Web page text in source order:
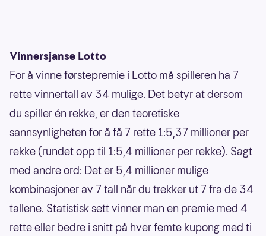
Vinnersjanse Lotto
For å vinne førstepremie i Lotto må spilleren ha 7
rette vinnertall av 34 mulige. Det betyr at dersom
du spiller én rekke, er den teoretiske
sannsynligheten for å få 7 rette 1:5,37 millioner per
rekke (rundet opp til 1:5,4 millioner per rekke). Sagt
med andre ord: Det er 5,4 millioner mulige
kombinasjoner av 7 tall når du trekker ut 7 fra de 34
tallene. Statistisk sett vinner man en premie med 4
rette eller bedre i snitt på hver femte kupong med ti